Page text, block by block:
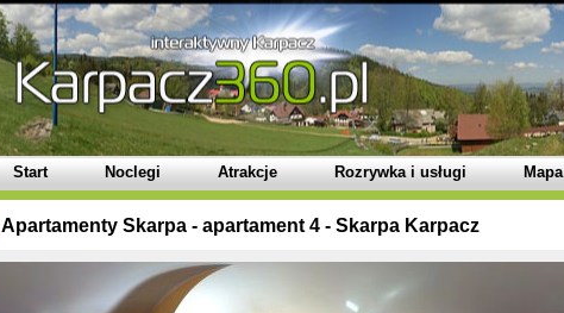
Start Noclegi Atrakcje Rozrywka i usługi Mapa
Apartamenty Skarpa - apartament 4 - Skarpa Karpacz